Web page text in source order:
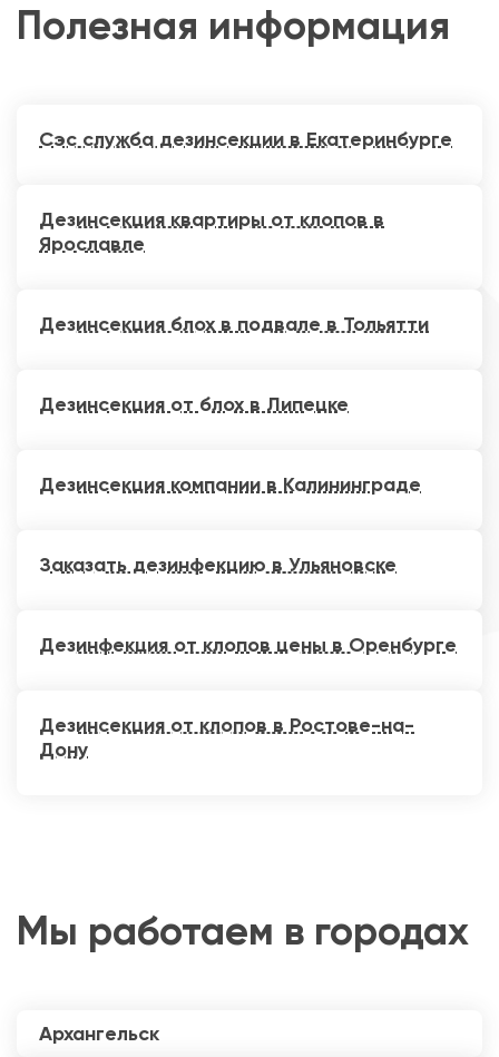
Полезная информация
Сэс служба дезинсекции в Екатеринбурге
Дезинсекция квартиры от клопов в
Ярославле
Дезинсекция блох в подвале в Тольятти
Дезинсекция от блох в Липецке
Дезинсекция компании в Калининграде
Заказать дезинфекцию в Ульяновске
Дезинфекция от клопов цены в Оренбурге
Дезинсекция от клопов в Ростове-на-
Дону
Мы работаем в городах
Архангельск